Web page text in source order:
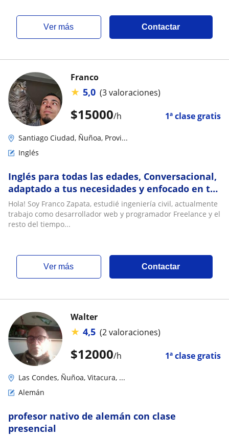
ver más Contactar
$15000/h 1ª clase gratis
Franco
★ 5,0 (3 valoraciones)
Santiago Ciudad, Ñuñoa, Provi...
Inglés
Inglés para todas las edades, Conversacional,
adaptado a tus necesidades y enfocado en tu
objetivo
Hola! Soy Franco Zapata, estudié ingeniería civil, actualmente
trabajo como desarrollador web y programador Freelance y el
resto del tiempo...
ver más Contactar
$12000/h 1ª clase gratis
Walter
★ 4,5 (2 valoraciones)
Las Condes, Ñuñoa, Vitacura, ...
Alemán
profesor nativo de alemán con clase
presencial